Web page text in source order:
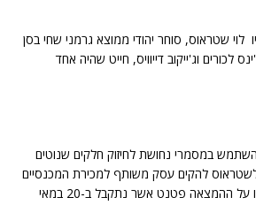
חברו יחדיו לוי שטראוס, סוחר יהודי ממוצא גרמני שחי בסן
לכורים וג'ייקוב דייוויס, חייט שהיה אחד
להשתמש במסמרי נחושת לחיזוק חלקים שנוטים
להקים עסק משותף למכירת המכנסיים
המשופרים וביחד הם רשמו על ההמצאה פטנט אשר נתקבל ב-20 במאי